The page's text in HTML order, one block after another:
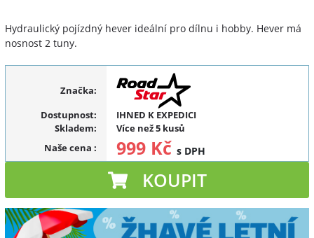
Hydraulický pojízdný hever ideální pro dílnu i hobby. Hever má
nosnost 2 tuny.
Značka:
Dostupnost:
IHNED K EXPEDICI
Skladem:
Více než 5 kusů
Naše cena : 999 Kč s DPH
KOUPIT